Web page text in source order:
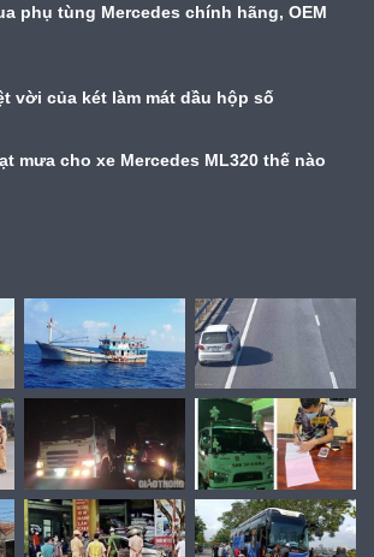
phụ tùng Mercedes chính hãng, OEM
vời của két làm mát dầu hộp số
mưa cho xe Mercedes ML320 thế nào